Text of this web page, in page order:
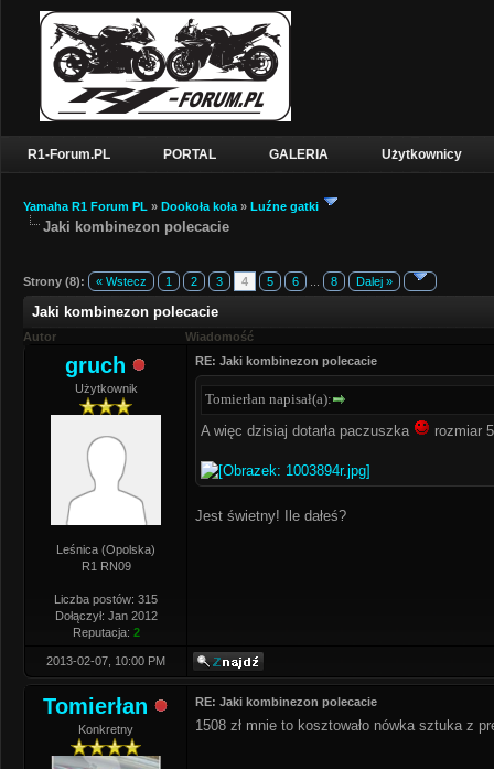
R1-Forum.PL PORTAL GALERIA Użytkownicy
Yamaha R1 Forum PL » Dookoła koła » Luźne gatki
Jaki kombinezon polecacie
Strony (8): « Wstecz 1 2 3 4 5 6 8 Dalej »
Jaki kombinezon polecacie
Autor Wiadomość
gruch
Użytkownik
Leśnica (Opolska)
R1 RN09
Liczba postów: 315
Dołączył: Jan 2012
Reputacja: 2
RE: Jaki kombinezon polecacie
Tomierłan napisał(a):
A więc dzisiaj dotarła paczuszka
rozmiar
Jest świetny! Ile dałeś?
2013-02-07, 10:00 PM
Tomierłan
Konkretny
RE: Jaki kombinezon polecacie
1508 zł mnie to kosztowało nówka sztuka z